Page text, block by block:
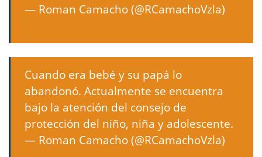
— Roman Camacho (@RCamachoVzla)
Cuando era bebé y su papá lo
abandonó. Actualmente se encuentra
bajo la atención del consejo de
protección del niño, niña y adolescente.
— Roman Camacho (@RCamachoVzla)